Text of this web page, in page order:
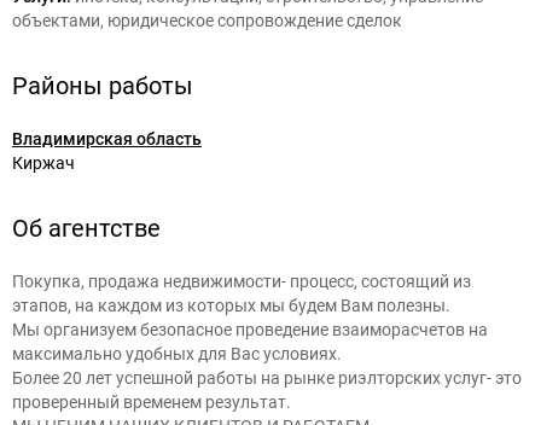
объектами, юридическое сопровождение сделок
Районы работы
Владимирская область
Киржач
Об агентстве
Покупка, продажа недвижимости- процесс, состоящий из
этапов, на каждом из которых мы будем Вам полезны.
Мы организуем безопасное проведение взаиморасчетов на
максимально удобных для Вас условиях.
Более 20 лет успешной работы на рынке риэлторских услуг- это
проверенный временем результат.